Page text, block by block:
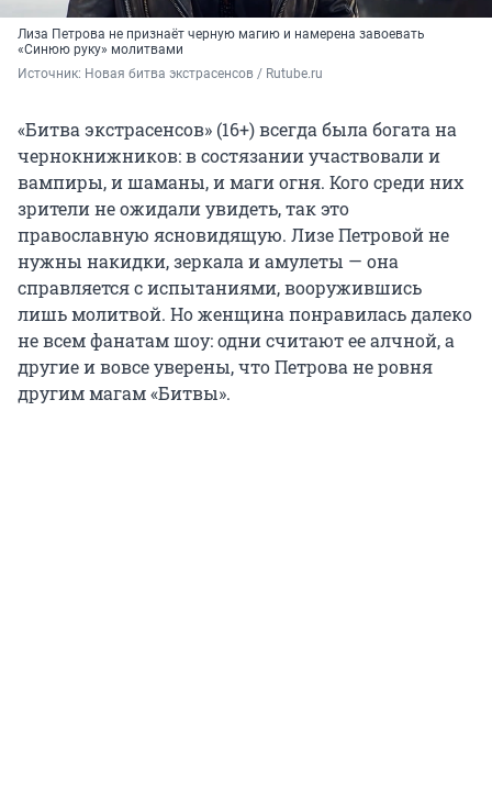
Лиза Петрова не признаёт черную магию и намерена завоевать
«Синюю руку» молитвами
Источник: Новая битва экстрасенсов / Rutube.ru
«Битва экстрасенсов» (16+) всегда была богата на
чернокнижников: в состязании участвовали и
вампиры, и шаманы, и маги огня. Кого среди них
зрители не ожидали увидеть, так это
православную ясновидящую. Лизе Петровой не
нужны накидки, зеркала и амулеты — она
справляется с испытаниями, вооружившись
лишь молитвой. Но женщина понравилась далеко
не всем фанатам шоу: одни считают ее алчной, а
другие и вовсе уверены, что Петрова не ровня
другим магам «Битвы».